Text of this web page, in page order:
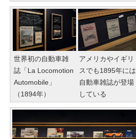
世界初の自動車雑
誌「La Locomotion
Automobile」
（1894年）
アメリカやイギリ
スでも1895年には
自動車雑誌が登場
している